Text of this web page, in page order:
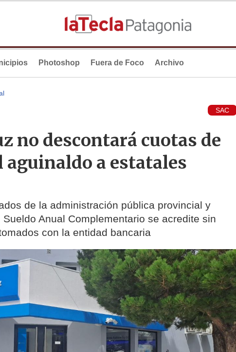
Photoshop Fuera de Foco Archivo
SAC
no descontará cuotas de
aguinaldo a estatales
de la administración pública provincial y
Anual Complementario se acredite sin
con la entidad bancaria